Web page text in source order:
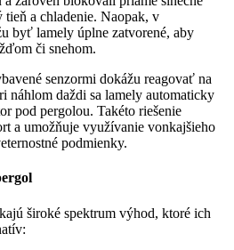
a chladenie. Naopak, v
byť lamely úplne zatvorené, aby
či snehom.
senzormi dokážu reagovať na
náhlom daždi sa lamely automaticky
pod pergolou. Takéto riešenie
a umožňuje využívanie vonkajšieho
podmienky.
široké spektrum výhod, ktoré ich